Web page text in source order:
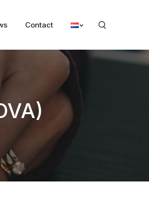
Contact